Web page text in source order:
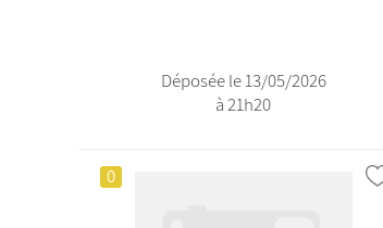
Déposée le 13/05/2026
à 21h20
0